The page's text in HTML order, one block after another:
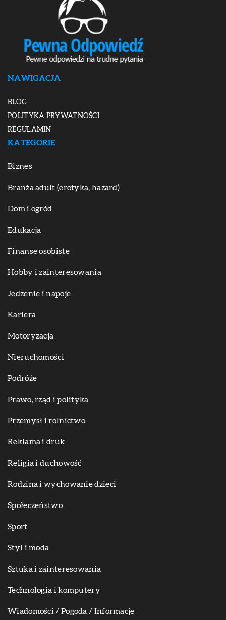
NAWIGACJA
BLOG
POLITYKA PRYWATNOŚCI
REGULAMIN
KATEGORIE
Biznes
Branża adult (erotyka, hazard)
Dom i ogród
Edukacja
Finanse osobiste
Hobby i zainteresowania
Jedzenie i napoje
Kariera
Motoryzacja
Nieruchomości
Podróże
Prawo, rząd i polityka
Przemysł i rolnictwo
Reklama i druk
Religia i duchowość
Rodzina i wychowanie dzieci
Społeczeństwo
Sport
Styl i moda
Sztuka i zainteresowania
Technologia i komputery
Wiadomości / Pogoda / Informacje